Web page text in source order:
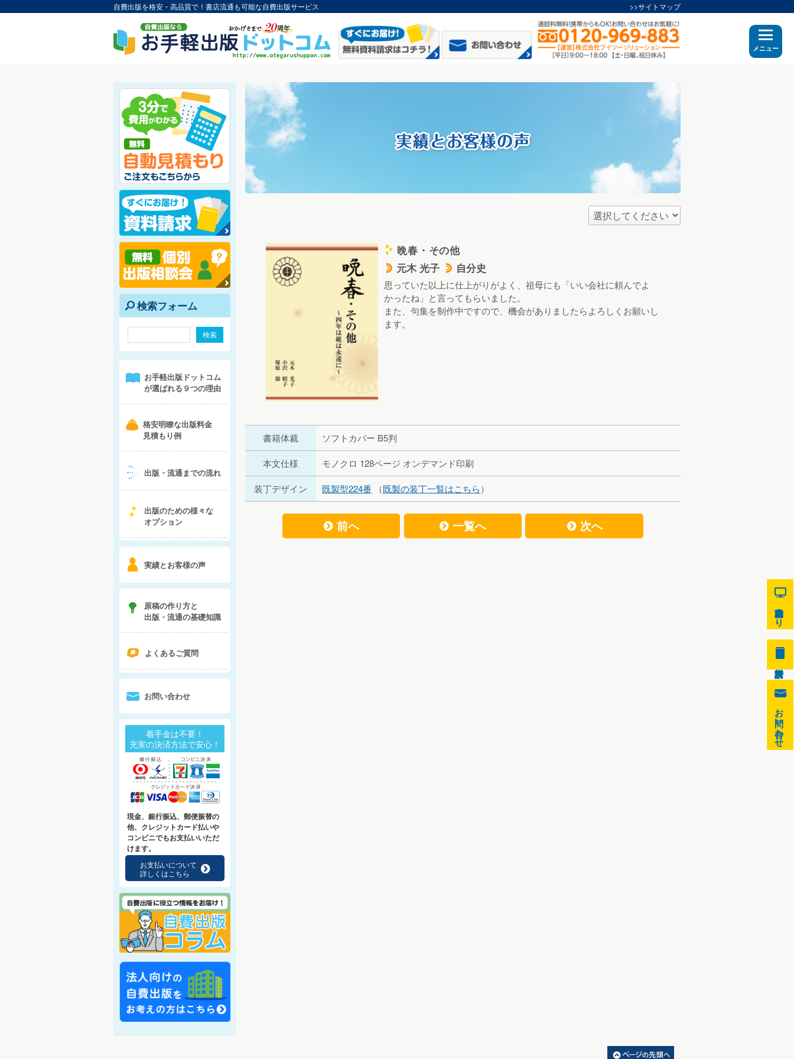
自費出版を格安・高品質で！書店流通も可能な自費出版サービス >>サイトマップ
c 晩春・その他
d 元木 光子 d 自分史
思っていた以上に仕上がりがよく、祖母にも「いい会社に頼んでよ
かったね」と言ってもらいました。
また、句集を制作中ですので、機会がありましたらよろしくお願いし
ます。
書籍体裁 ソフトカバー B5判
本文仕様 モノクロ 128ページ オンデマンド印刷
装丁デザイン 既製型224番 （既製の装丁一覧はこちら）
f 前へ f 一覧へ f 次へ
e 検索フォーム
1 お手軽出版ドットコム
が選ばれる９つの理由
b 格安明瞭な出版料金
見積もり例
4 出版・流通までの流れ
5
出版のための様々な
オプション
6 実績とお客様の声
7
原稿の作り方と
出版・流通の基礎知識
q よくあるご質問
0 お問い合わせ
着手金は不要！
充実の決済方法で安心！
現金、銀行振込、郵便振替の
他、クレジットカード払いや
コンビニでもお支払いいただ
けます。
お支払いについて
詳しくはこちら
f
メニュー
9
自動見積もり
8
0
お問い合わせ